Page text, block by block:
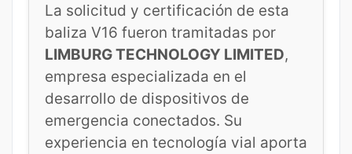
La solicitud y certificación de esta
baliza V16 fueron tramitadas por
LIMBURG TECHNOLOGY LIMITED,
empresa especializada en el
desarrollo de dispositivos de
emergencia conectados. Su
experiencia en tecnología vial aporta